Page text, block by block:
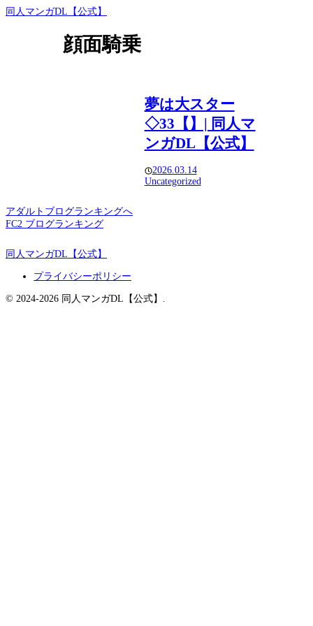
同人マンガDL【公式】
顔面騎乗
夢は大スター
◇33【】| 同人マ
ンガDL【公式】
2026.03.14
Uncategorized
アダルトブログランキングへ
FC2 ブログランキング
同人マンガDL【公式】
プライバシーポリシー
© 2024-2026 同人マンガDL【公式】.